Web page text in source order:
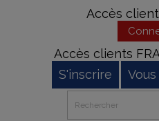
Accès
Accès clients
S'inscrire